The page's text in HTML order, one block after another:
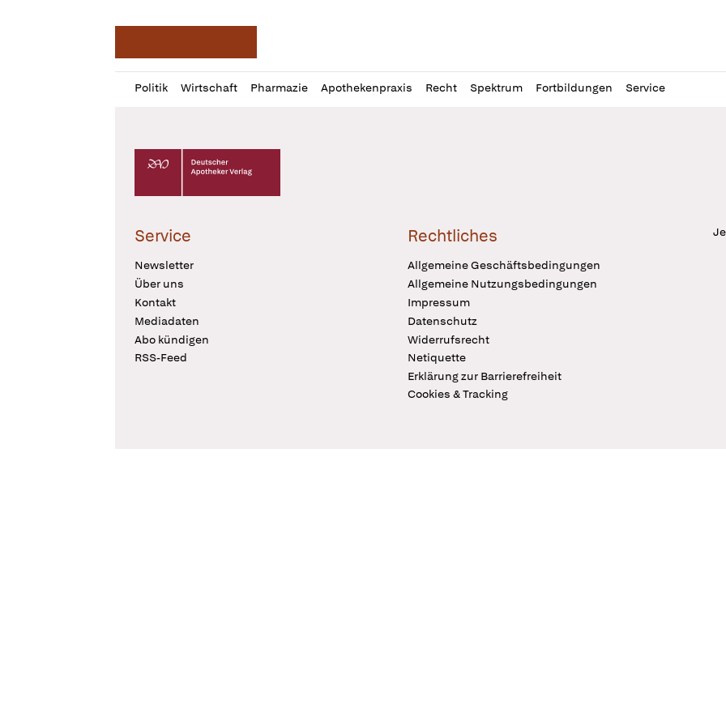
Politik Wirtschaft Pharmazie Apothekenpraxis Recht Spektrum Fortbildungen Service
Profil
öffnen
Daz
Pur
Deutscher Apotheker Verlag Logo
Service
Newsletter
Über uns
Kontakt
Mediadaten
Abo kündigen
RSS-Feed
Rechtliches
Allgemeine Geschäftsbedingungen
Allgemeine Nutzungsbedingungen
Impressum
Datenschutz
Widerrufsrecht
Netiquette
Erklärung zur Barrierefreiheit
Cookies & Tracking